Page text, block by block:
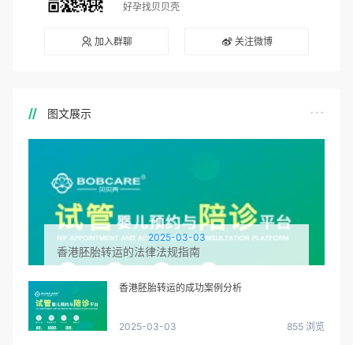
好孕找贝贝壳
加入群聊 关注微博
图文展示
2025-03-03
香港胚胎转运的法律法规指南
香港胚胎转运的成功案例分析
2025-03-03 855 浏览